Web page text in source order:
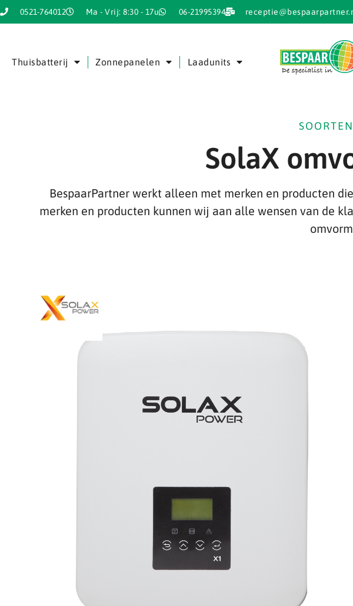
0521-764012 Ma - Vrij: 8:30 - 17u 06-21995394
Thuisbatterij Zonnepanelen Laadunits
SolaX
BespaarPartner werkt alleen met merken en producten
merken en producten kunnen wij aan alle wensen van de